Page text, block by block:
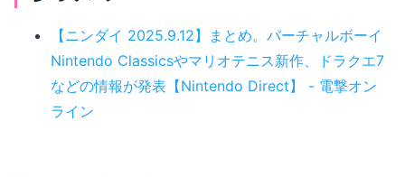
【ニンダイ 2025.9.12】まとめ。バーチャルボーイ
Nintendo Classicsやマリオテニス新作、ドラクエ7
などの情報が発表【Nintendo Direct】 - 電撃オン
ライン